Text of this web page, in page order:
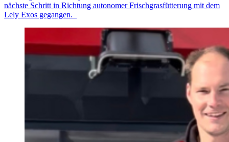
nächste Schritt in Richtung autonomerFrischgrasfütterung mit dem
Lely Exos gegangen.